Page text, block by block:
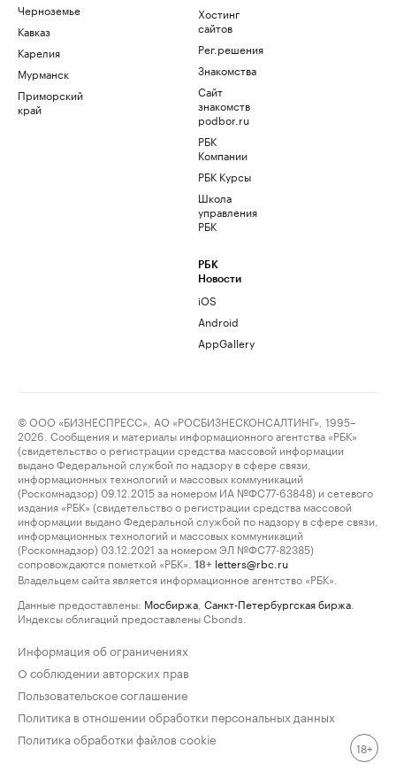
Черноземье
Кавказ
Карелия
Мурманск
Приморский
край
Хостинг
сайтов
Рег.решения
Знакомства
Сайт
знакомств
podbor.ru
РБК
Компании
РБК Курсы
Школа
управления
РБК
РБК
Новости
iOS
Android
AppGallery
© ООО «БИЗНЕСПРЕСС», АО «РОСБИЗНЕСКОНСАЛТИНГ», 1995–
2026. Сообщения и материалы информационного агентства «РБК»
(свидетельство о регистрации средства массовой информации
выдано Федеральной службой по надзору в сфере связи,
информационных технологий и массовых коммуникаций
(Роскомнадзор) 09.12.2015 за номером ИА №ФС77-63848) и сетевого
издания «РБК» (свидетельство о регистрации средства массовой
информации выдано Федеральной службой по надзору в сфере связи,
информационных технологий и массовых коммуникаций
(Роскомнадзор) 03.12.2021 за номером ЭЛ №ФС77-82385)
сопровождаются пометкой «РБК».
18+ letters@rbc.ru
Владельцем сайта является информационное агентство «РБК».
Данные предоставлены: Мосбиржа Санкт-Петербургская биржа
Индексы облигаций предоставлены Cbonds.
Информация об ограничениях
О соблюдении авторских прав
Пользовательское соглашение
Политика в отношении обработки персональных данных
Политика обработки файлов cookie
18+